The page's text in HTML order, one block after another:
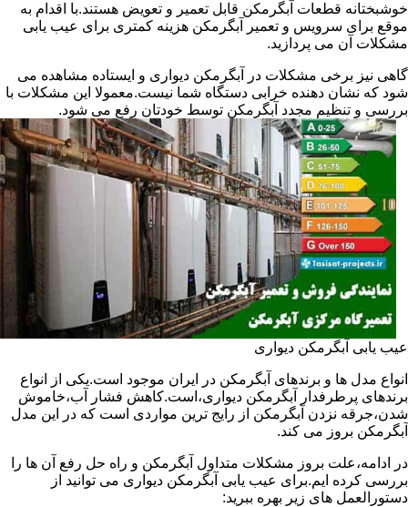
خوشبختانه قطعات آبگرمکن قابل تعمیر و تعویض هستند.با اقدام به
موقع برای سرویس و تعمیر آبگرمکن هزینه کمتری برای عیب یابی
مشکلات آن می پردازید.
گاهی نیز برخی مشکلات در آبگرمکن دیواری و ایستاده مشاهده می
شود که نشان دهنده خرابی دستگاه شما نیست.معمولا این مشکلات با
بررسی و تنظیم مجدد آبگرمکن توسط خودتان رفع می شود.
عیب یابی آبگرمکن دیواری
انواع مدل ها و برندهای آبگرمکن در ایران موجود است.یکی از انواع
برندهای پرطرفدار آبگرمکن دیواری،است.کاهش فشار آب،خاموش
شدن،جرقه نزدن آبگرمکن از رایج ترین مواردی است که در این مدل
آبگرمکن بروز می کند.
در ادامه،علت بروز مشکلات متداول آبگرمکن و راه حل رفع آن ها را
بررسی کرده ایم.برای عیب یابی آبگرمکن دیواری می توانید از
دستورالعمل های زیر بهره ببرید: